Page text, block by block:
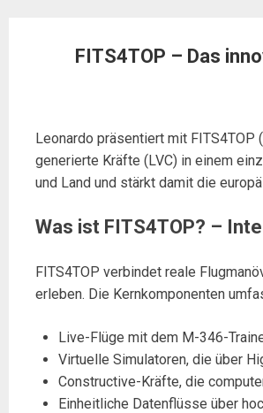
FITS4TOP – Das
Leonardo präsentiert mit
generierte Kräfte (LVC) in einem
und Land und stärkt damit die
Was ist FITS4TOP? –
FITS4TOP verbindet reale
erleben. Die Kernkomponenten
Live-Flüge mit dem M-346-
Virtuelle Simulatoren, die über
Constructive-Kräfte, die
Einheitliche Datenflüsse über